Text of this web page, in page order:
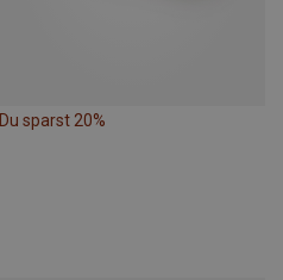
Du sparst 20%